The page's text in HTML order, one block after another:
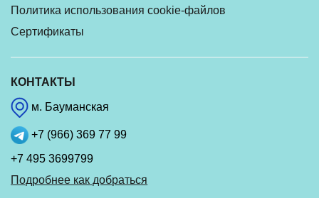
Политика использования cookie-файлов
Сертификаты
КОНТАКТЫ
м. Бауманская
+7 (966) 369 77 99
+7 495 3699799
Подробнее как добраться